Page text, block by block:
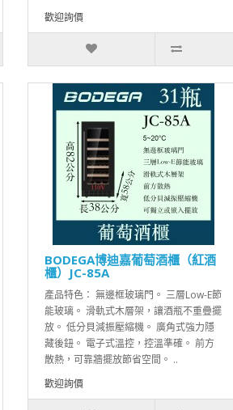
歡迎詢價
BODEGA博迪嘉葡萄酒櫃（紅酒
櫃）JC-85A
產品特色： 無邊框玻璃門。 三層Low-E節
能玻璃。 滑軌式木層架，讓酒瓶不重疊擺
放。 低分貝減振壓縮機。 廣角式強力隱
藏後鈕。 電子式溫控，控溫準確。 前方
散熱，可靠牆擺放節省空間。 ..
歡迎詢價